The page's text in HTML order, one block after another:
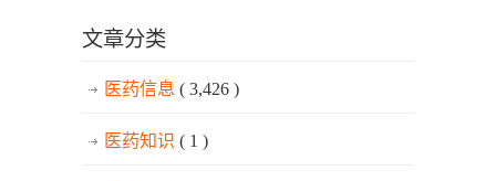
文章分类
医药信息 ( 3,426 )
医药知识 ( 1 )